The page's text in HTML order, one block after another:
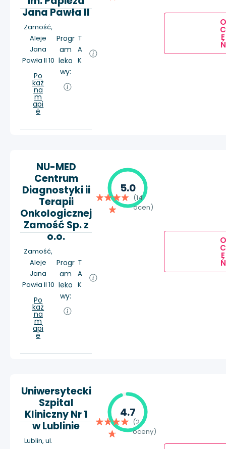
Jana Pawła II
Zamość,
Aleje
Jana
Pawła II 10
Po
każ
na
m
api
e
Progr
am
leko
wy:
T
A
K
O
C
E
Ń
NU-MED
Centrum
Diagnostyki ii
Terapii
Onkologicznej
Zamość Sp. z
o.o.
Zamość,
Aleje
Jana
Pawła II 10
Po
każ
na
m
api
e
Progr
am
leko
wy:
T
A
K
5.0
(14
ocen)
O
C
E
Ń
Uniwersytecki
Szpital
Kliniczny Nr 1
w Lublinie
Lublin, ul.
4.7
(2
oceny)